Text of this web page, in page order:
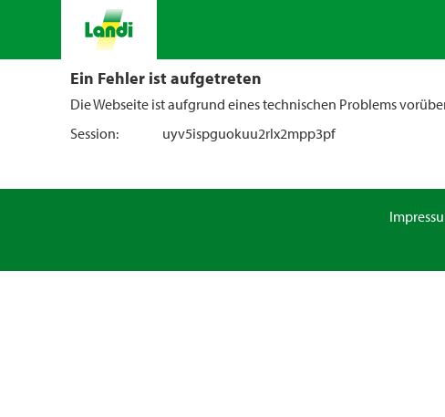
Ein Fehler ist aufgetreten
Die Webseite ist aufgrund eines technischen Problems
Session:
uyv5ispguokuu2rlx2mpp3pf